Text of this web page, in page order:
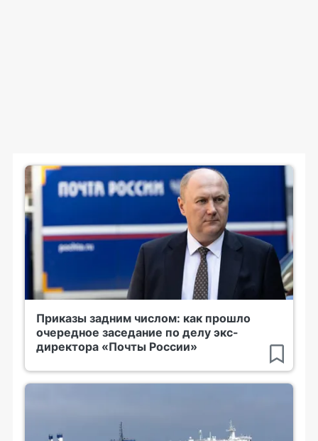
Приказы задним числом: как прошло
очередное заседание по делу экс-
директора «Почты России»